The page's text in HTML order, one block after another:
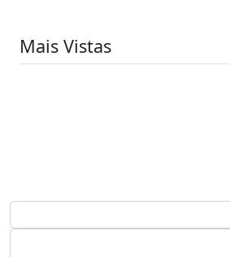
Mais Vistas